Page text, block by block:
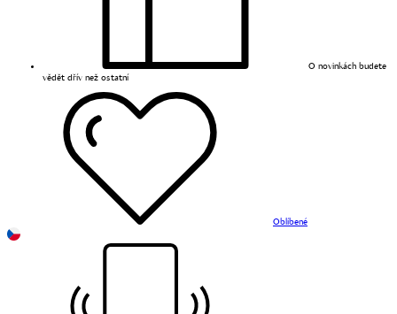
O novinkách budete
vědět dřív než ostatní
Oblíbené